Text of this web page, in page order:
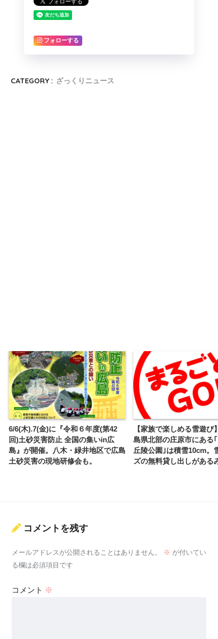
フォローする
CATEGORY : ざっくりニュース
6/6(木).7(金)に『令和６年度(第42
回)土砂災害防止 全国の集いin広
島』が開催。八木・緑井地区で広島
土砂災害の現地研修会も。
【家族で楽しめる雪遊び
島県北部の庄原市にある
丘陵公園｣は積雪10cm。
ズの無料貸し出しがある
コメントを残す
メールアドレスが公開されることはありません。 ※ が付いてい
る欄は必須項目です
コメント ※